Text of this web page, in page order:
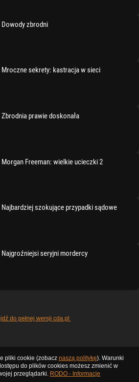
Dowody zbrodni
Mroczne sekrety: kastracja w sieci
Zbrodnia prawie doskonała
Morgan Freeman: wielkie ucieczki 2
Najbardziej szokujące przypadki sądowe
Najgroźniejsi seryjni mordercy
do pełnej wersji cda.pl
pliki cookie (zobacz naszą politykę). Warunki
do plików cookies możesz zmienić w
przeglądarki. RODO - Informacje